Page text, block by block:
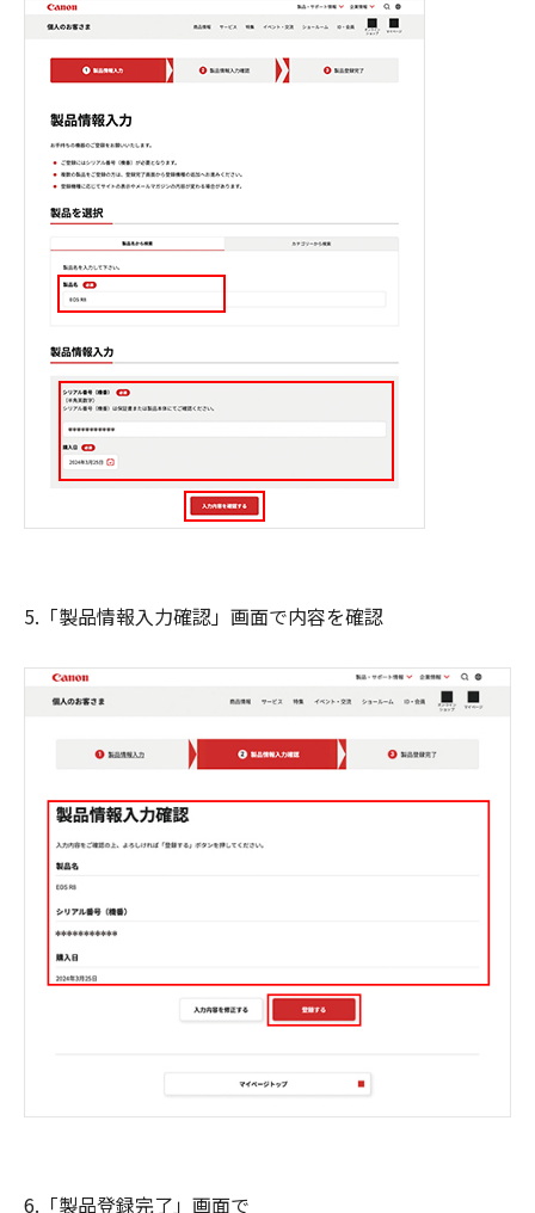
5.「製品情報入力確認」画面で内容を確認
6.「製品登録完了」画面で